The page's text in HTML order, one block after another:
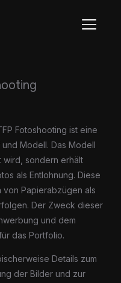
Fotoshooting ist eine
Modell. Das Modell
sondern erhält
als Entlohnung. Diese
von Papierabzügen als
Der Zweck dieser
und dem
das Portfolio.
Details zum
der Bilder und zur